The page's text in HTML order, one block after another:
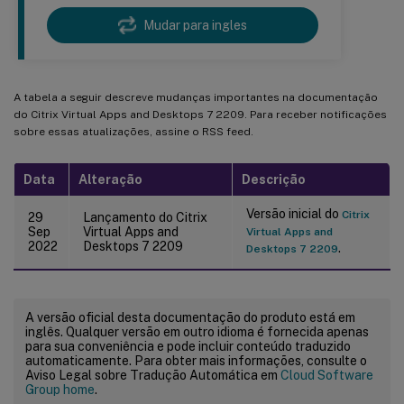
Mudar para ingles
A tabela a seguir descreve mudanças importantes na documentação
do Citrix Virtual Apps and Desktops 7 2209. Para receber notificações
sobre essas atualizações, assine o RSS feed.
Data Alteração Descrição
29
Sep
2022
Lançamento do Citrix
Virtual Apps and
Desktops 7 2209
Versão inicial do Citrix
Virtual Apps and
Desktops 7 2209.
A versão oficial desta documentação do produto está em
inglês. Qualquer versão em outro idioma é fornecida apenas
para sua conveniência e pode incluir conteúdo traduzido
automaticamente. Para obter mais informações, consulte o
Aviso Legal sobre Tradução Automática em Cloud Software
Group home.